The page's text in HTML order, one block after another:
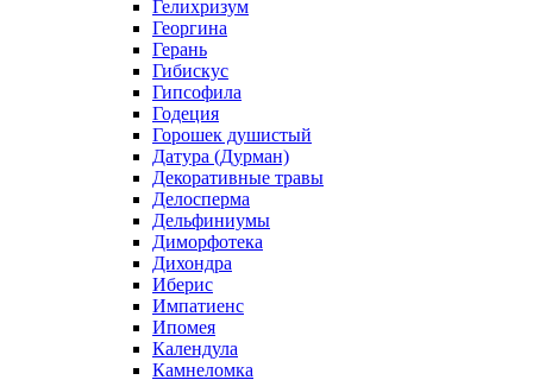
Гелихризум
Георгина
Герань
Гибискус
Гипсофила
Годеция
Горошек душистый
Датура (Дурман)
Декоративные травы
Делосперма
Дельфиниумы
Диморфотека
Дихондра
Иберис
Импатиенс
Ипомея
Календула
Камнеломка